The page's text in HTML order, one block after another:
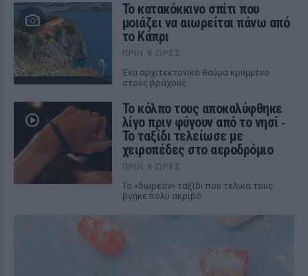
Το κατακόκκινο σπίτι που
μοιάζει να αιωρείται πάνω από
το Κάπρι
ΠΡΙΝ 9 ΏΡΕΣ
Ένα αρχιτεκτονικό θαύμα κρυμμένο
στους βράχους
Το κόλπο τους αποκαλύφθηκε
λίγο πριν φύγουν από το νησί ‑
Το ταξίδι τελείωσε με
χειροπέδες στο αεροδρόμιο
ΠΡΙΝ 9 ΏΡΕΣ
Το «δωρεάν» ταξίδι που τελικά τους
βγήκε πολύ ακριβό